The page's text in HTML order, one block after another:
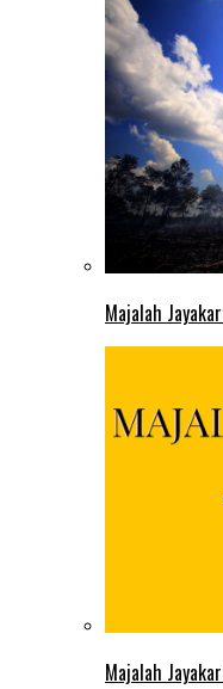
Majalah
Majalah